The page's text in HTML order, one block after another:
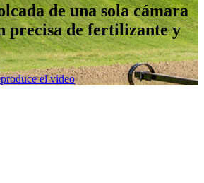
de una sola cámara
precisa de fertilizante y
el video